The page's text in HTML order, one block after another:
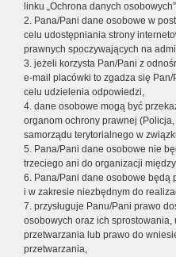
linku „Ochrona danych
2. Pana/Pani dane osobowe w
celu udostępniania strony
prawnych spoczywających na
3. jeżeli korzysta Pan/Pani z
e-mail placówki to zgadza się
celu udzielenia odpowiedzi,
4. dane osobowe mogą być
organom ochrony prawnej
samorządu terytorialnego w
5. Pana/Pani dane osobowe nie
trzeciego ani do organizacji
6. Pana/Pani dane osobowe będą
i w zakresie niezbędnym do
7. przysługuje Panu/Pani prawo
osobowych oraz ich
przetwarzania lub prawo do
przetwarzania,